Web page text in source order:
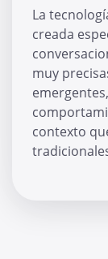
La
creada
muy
contexto